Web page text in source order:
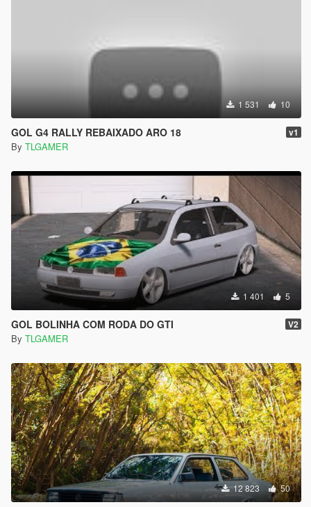
1 531 10
GOL G4 RALLY REBAIXADO ARO 18 v1
By TLGAMER
1 401 5
GOL BOLINHA COM RODA DO GTI V2
By TLGAMER
12 823 50